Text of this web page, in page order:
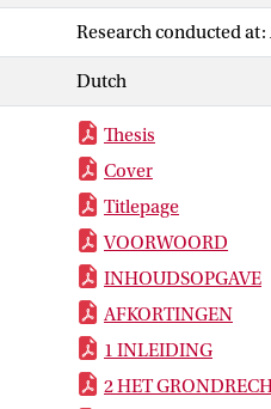
Research conducted at:
Dutch
Thesis
Cover
Titlepage
VOORWOORD
INHOUDSOPGAVE
AFKORTINGEN
1 INLEIDING
2 HET